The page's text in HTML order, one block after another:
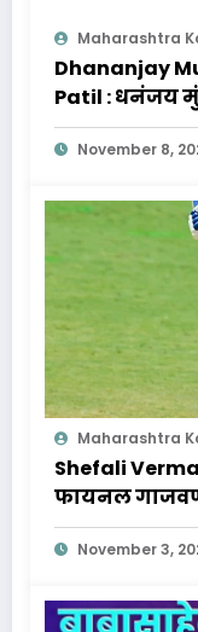
Maharashtra
Dhananjay
Patil : धनंजय
स्विकारलं, पुढे
November 8,
Maharashtra
Shefali
फायनल
Verma
विश्वातील नवा
November 3,